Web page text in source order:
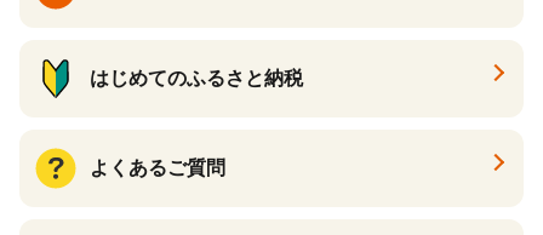
はじめてのふるさと納税
よくあるご質問